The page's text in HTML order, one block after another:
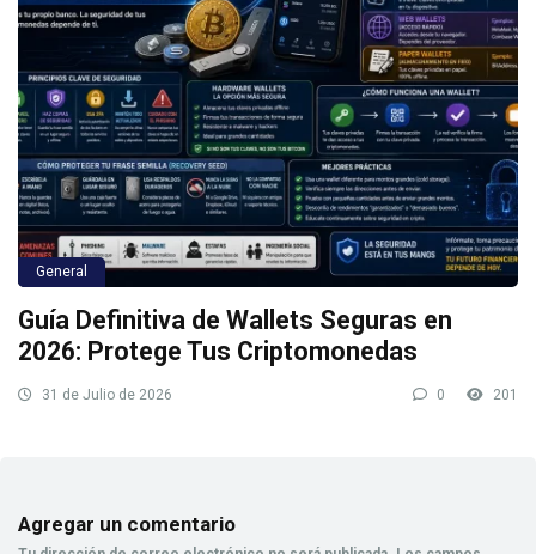
General
Guía Definitiva de Wallets Seguras en
2026: Protege Tus Criptomonedas
31 de Julio de 2026 0 201
Agregar un comentario